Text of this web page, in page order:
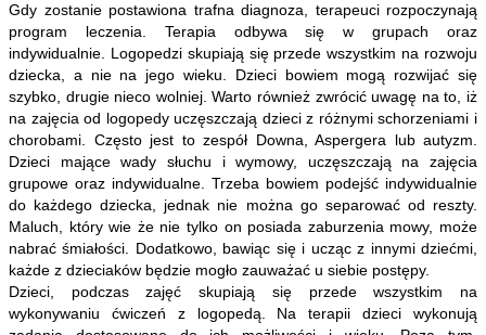
Gdy zostanie postawiona trafna diagnoza, terapeuci rozpoczynają
program leczenia. Terapia odbywa się w grupach oraz
indywidualnie. Logopedzi skupiają się przede wszystkim na rozwoju
dziecka, a nie na jego wieku. Dzieci bowiem mogą rozwijać się
szybko, drugie nieco wolniej. Warto również zwrócić uwagę na to, iż
na zajęcia od logopedy uczęszczają dzieci z różnymi schorzeniami i
chorobami. Często jest to zespół Downa, Aspergera lub autyzm.
Dzieci mające wady słuchu i wymowy, uczęszczają na zajęcia
grupowe oraz indywidualne. Trzeba bowiem podejść indywidualnie
do każdego dziecka, jednak nie można go separować od reszty.
Maluch, który wie że nie tylko on posiada zaburzenia mowy, może
nabrać śmiałości. Dodatkowo, bawiąc się i ucząc z innymi dziećmi,
każde z dzieciaków będzie mogło zauważać u siebie postępy.
Dzieci, podczas zajęć skupiają się przede wszystkim na
wykonywaniu ćwiczeń z logopedą. Na terapii dzieci wykonują